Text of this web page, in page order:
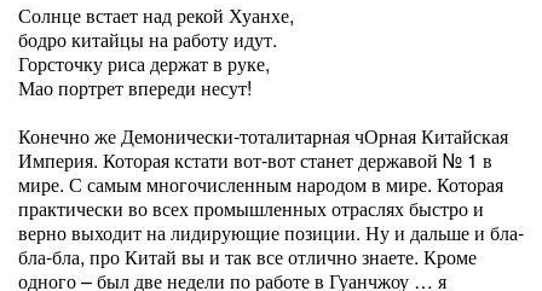
Солнце встает над рекой Хуанхе,
бодро китайцы на работу идут.
Горсточку риса держат в руке,
Мао портрет впереди несут!
Конечно же Демонически-тоталитарная чОрная Китайская
Империя. Которая кстати вот-вот станет державой № 1 в
мире. С самым многочисленным народом в мире. Которая
практически во всех промышленных отраслях быстро и
верно выходит на лидирующие позиции. Ну и дальше и бла-
бла-бла, про Китай вы и так все отлично знаете. Кроме
одного – был две недели по работе в Гуанчжоу … я